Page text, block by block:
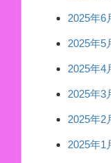
2025年6
2025年5
2025年4
2025年3
2025年2
2025年1